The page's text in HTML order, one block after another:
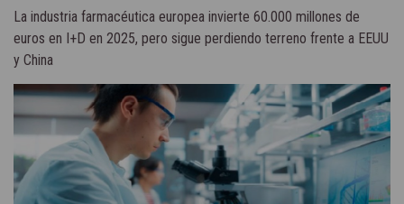
La industria farmacéutica europea invierte 60.000 millones de
euros en I+D en 2025, pero sigue perdiendo terreno frente a EEUU
y China